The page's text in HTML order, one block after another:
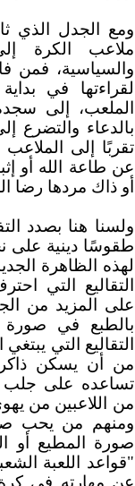
ومع الجدل الذي
ملاعب الكرة
والسياسية، فمن
لقراءتها في
الملعب، إلى
بالدعاء والتضرع
تقربًا إلى الملاعب
عن طاعة الله أو
أو ذاك مردها رضا
ولسنا هنا بصدد
طقوسًا دينية على
لهذه الظاهرة
التقاليع التي
على المزيد من
بالطبع في صورة
التقاليع التي
من أن يسكن
تساعده على جلب
من اللاعبين من
ومنهم من يحب
صورة المطيع أو
"قواعد اللعبة
عن مهارته في